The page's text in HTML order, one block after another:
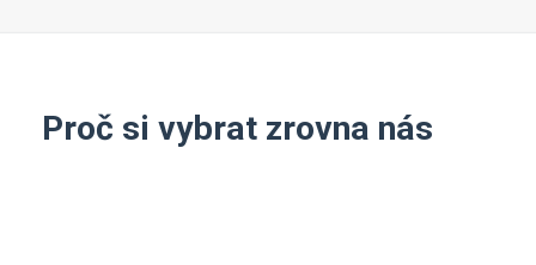
Proč si vybrat zrovna nás